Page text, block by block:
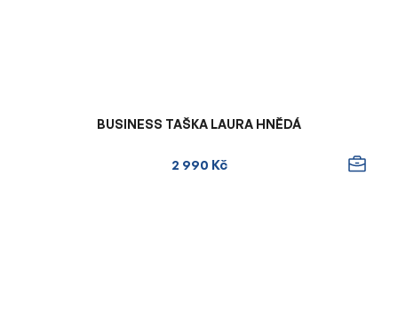
BUSINESS TAŠKA LAURA HNĚDÁ
2 990 Kč